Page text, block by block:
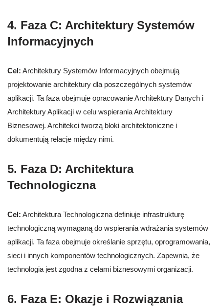
4. Faza C: Architektury Systemów
Informacyjnych
Cel: Architektury Systemów Informacyjnych obejmują
projektowanie architektury dla poszczególnych systemów
aplikacji. Ta faza obejmuje opracowanie Architektury Danych i
Architektury Aplikacji w celu wspierania Architektury
Biznesowej. Architekci tworzą bloki architektoniczne i
dokumentują relacje między nimi.
5. Faza D: Architektura
Technologiczna
Cel: Architektura Technologiczna definiuje infrastrukturę
technologiczną wymaganą do wspierania wdrażania systemów
aplikacji. Ta faza obejmuje określanie sprzętu, oprogramowania,
sieci i innych komponentów technologicznych. Zapewnia, że
technologia jest zgodna z celami biznesowymi organizacji.
6. Faza E: Okazje i Rozwiązania